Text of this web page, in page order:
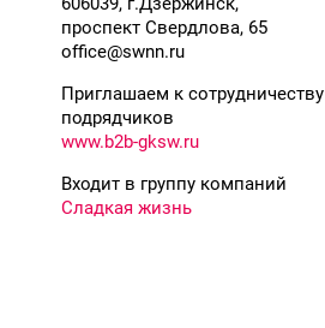
проспект Свердлова, 65
office@swnn.ru
Приглашаем к сотрудничеству
подрядчиков
www.b2b-gksw.ru
Входит в группу компаний
Сладкая жизнь